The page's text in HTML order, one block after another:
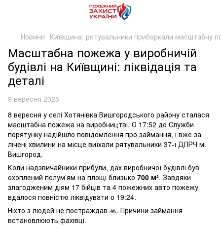
Новини Київщина: рятувальники приборкали масштабну
Масштабна пожежа у виробничій
будівлі на Київщині: ліквідація та
деталі
9 вересня 2025
8 вересня у селі Хотянівка Вишгородського району сталася
масштабна пожежа на виробництві. О 17:52 до Служби
порятунку надійшло повідомлення про займання, і вже за
лічені хвилини на місце виїхали рятувальники 37-ї ДПРЧ м.
Вишгород.
Коли надзвичайники прибули, дах виробничої будівлі був
охоплений полум’ям на площі близько 700 м². Завдяки
злагодженим діям 17 бійців та 4 пожежних авто пожежу
вдалося повністю ліквідувати о 19:24.
Ніхто з людей не постраждав 🙏. Причини займання
встановлюють фахівці.